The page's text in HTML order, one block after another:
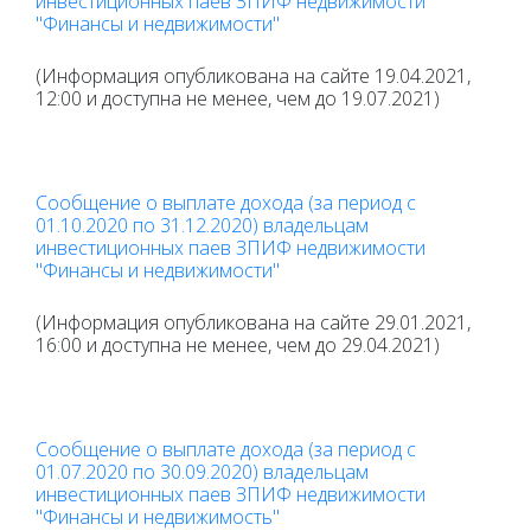
"Финансы и недвижимости"
(Информация опубликована на сайте 19.04.2021,
12:00 и доступна не менее, чем до 19.07.2021)
Сообщение о выплате дохода (за период с
01.10.2020 по 31.12.2020) владельцам
инвестиционных паев ЗПИФ недвижимости
"Финансы и недвижимости"
(Информация опубликована на сайте 29.01.2021,
16:00 и доступна не менее, чем до 29.04.2021)
Сообщение о выплате дохода (за период с
01.07.2020 по 30.09.2020) владельцам
инвестиционных паев ЗПИФ недвижимости
"Финансы и недвижимость"